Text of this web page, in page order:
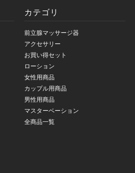
カテゴリ
前立腺マッサージ器
アクセサリー
お買い得セット
ローション
女性用商品
カップル用商品
男性用商品
マスターベーション
全商品一覧